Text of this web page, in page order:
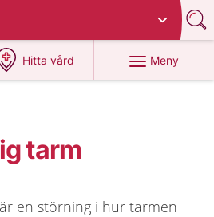
Hitta vård
på 1177.se
Meny
tarm
en störning i hur tarmen